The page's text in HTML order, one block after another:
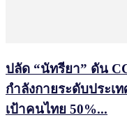
ปลัด “นัทรียา” ดัน
กำลังกายระดับประเ
เป้าคนไทย 50%...